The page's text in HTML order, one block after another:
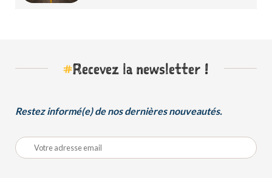
#Recevez la newsletter !
Restez informé(e) de nos dernières nouveautés.